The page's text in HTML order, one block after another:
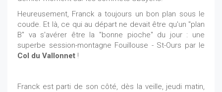
Heureusement, Franck a toujours un bon plan sous le
coude. Et là, ce qui au départ ne devait être qu'un "plan
B" va s'avérer être la "bonne pioche" du jour : une
superbe session-montagne Fouillouse - St-Ours par le
Col du Vallonnet !
Franck est parti de son côté, dès la veille, jeudi matin,